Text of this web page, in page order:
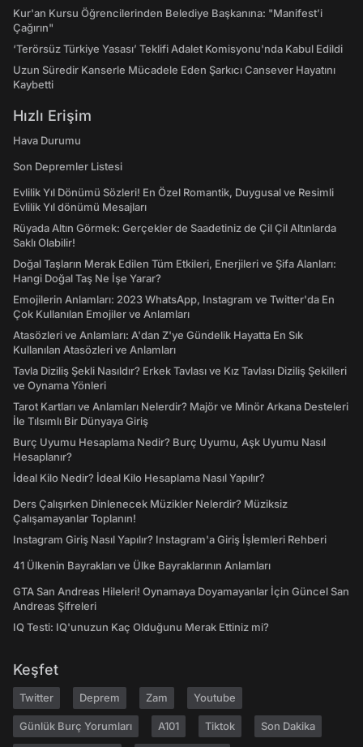
Kur'an Kursu Öğrencilerinden Belediye Başkanına: "Manifest’i
Çağırın"
‘Terörsüz Türkiye Yasası’ Teklifi Adalet Komisyonu'nda Kabul Edildi
Uzun Süredir Kanserle Mücadele Eden Şarkıcı Cansever Hayatını
Kaybetti
Hızlı Erişim
Hava Durumu
Son Depremler Listesi
Evlilik Yıl Dönümü Sözleri! En Özel Romantik, Duygusal ve Resimli
Evlilik Yıl dönümü Mesajları
Rüyada Altın Görmek: Gerçekler de Saadetiniz de Çil Çil Altınlarda
Saklı Olabilir!
Doğal Taşların Merak Edilen Tüm Etkileri, Enerjileri ve Şifa Alanları:
Hangi Doğal Taş Ne İşe Yarar?
Emojilerin Anlamları: 2023 WhatsApp, Instagram ve Twitter'da En
Çok Kullanılan Emojiler ve Anlamları
Atasözleri ve Anlamları: A'dan Z'ye Gündelik Hayatta En Sık
Kullanılan Atasözleri ve Anlamları
Tavla Diziliş Şekli Nasıldır? Erkek Tavlası ve Kız Tavlası Diziliş Şekilleri
ve Oynama Yönleri
Tarot Kartları ve Anlamları Nelerdir? Majör ve Minör Arkana Desteleri
İle Tılsımlı Bir Dünyaya Giriş
Burç Uyumu Hesaplama Nedir? Burç Uyumu, Aşk Uyumu Nasıl
Hesaplanır?
İdeal Kilo Nedir? İdeal Kilo Hesaplama Nasıl Yapılır?
Ders Çalışırken Dinlenecek Müzikler Nelerdir? Müziksiz
Çalışamayanlar Toplanın!
Instagram Giriş Nasıl Yapılır? Instagram'a Giriş İşlemleri Rehberi
41 Ülkenin Bayrakları ve Ülke Bayraklarının Anlamları
GTA San Andreas Hileleri! Oynamaya Doyamayanlar İçin Güncel San
Andreas Şifreleri
IQ Testi: IQ'unuzun Kaç Olduğunu Merak Ettiniz mi?
Keşfet
Twitter Deprem Zam Youtube
Günlük Burç Yorumları A101 Tiktok Son Dakika